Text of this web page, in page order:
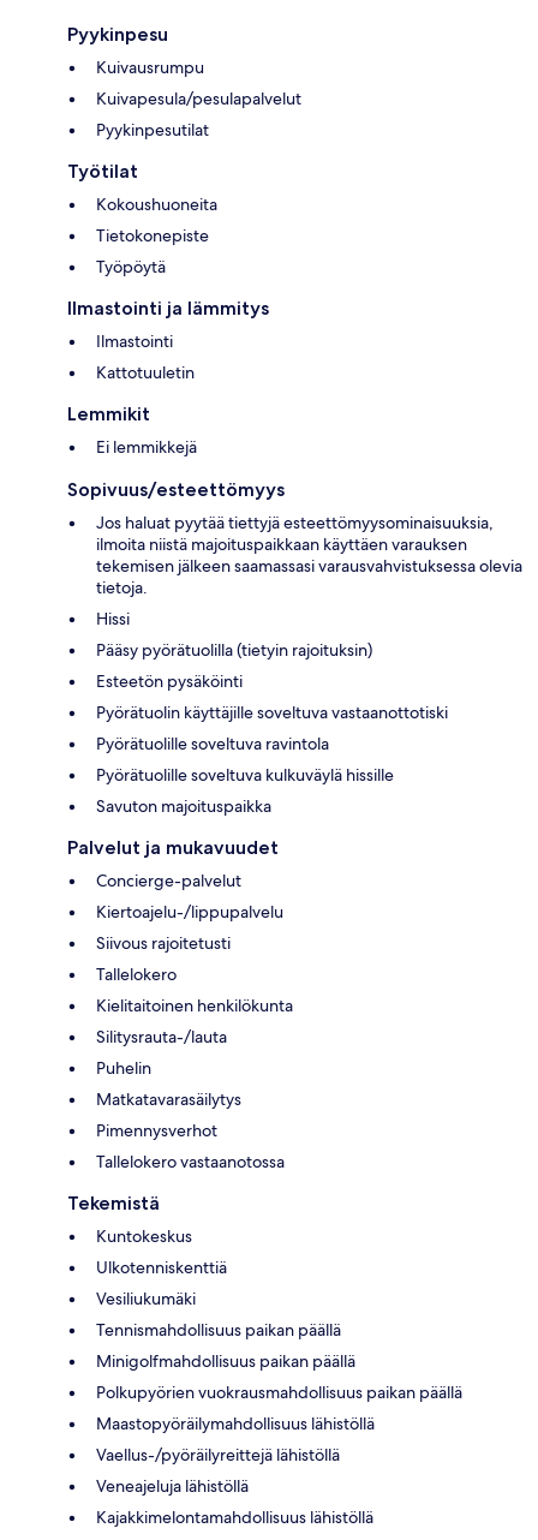
Pyykinpesu
Kuivausrumpu
Kuivapesula/pesulapalvelut
Pyykinpesutilat
Työtilat
Kokoushuoneita
Tietokonepiste
Työpöytä
Ilmastointi ja lämmitys
Ilmastointi
Kattotuuletin
Lemmikit
Ei lemmikkejä
Sopivuus/esteettömyys
Jos haluat pyytää tiettyjä esteettömyysominaisuuksia,
ilmoita niistä majoituspaikkaan käyttäen varauksen
tekemisen jälkeen saamassasi varausvahvistuksessa olevia
tietoja.
Hissi
Pääsy pyörätuolilla (tietyin rajoituksin)
Esteetön pysäköinti
Pyörätuolin käyttäjille soveltuva vastaanottotiski
Pyörätuolille soveltuva ravintola
Pyörätuolille soveltuva kulkuväylä hissille
Savuton majoituspaikka
Palvelut ja mukavuudet
Concierge-palvelut
Kiertoajelu-/lippupalvelu
Siivous rajoitetusti
Tallelokero
Kielitaitoinen henkilökunta
Silitysrauta-/lauta
Puhelin
Matkatavarasäilytys
Pimennysverhot
Tallelokero vastaanotossa
Tekemistä
Kuntokeskus
Ulkotenniskenttiä
Vesiliukumäki
Tennismahdollisuus paikan päällä
Minigolfmahdollisuus paikan päällä
Polkupyörien vuokrausmahdollisuus paikan päällä
Maastopyöräilymahdollisuus lähistöllä
Vaellus-/pyöräilyreittejä lähistöllä
Veneajeluja lähistöllä
Kajakkimelontamahdollisuus lähistöllä